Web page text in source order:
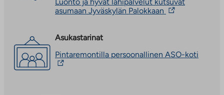
ulkopuoliseen
palveluun.
välilehteen
asumaan Jyväskylän Palokkaan Linkki
aukeaa
Asukastarinat
Pintaremontilla persoonallinen ASO-koti